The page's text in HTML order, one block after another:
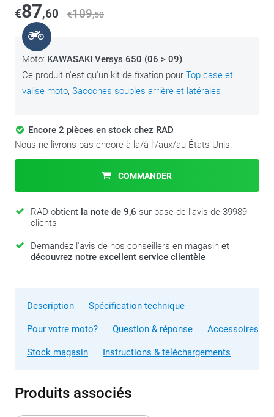
€87,60 €109,50
Moto: KAWASAKI Versys 650 (06 > 09)
Ce produit n'est qu'un kit de fixation pour Top case et
valise moto, Sacoches souples arrière et latérales
Encore 2 pièces en stock chez RAD
Nous ne livrons pas encore à la/à l'/aux/au États-Unis.
COMMANDER
RAD obtient la note de 9,6 sur base de l'avis de 39989
clients
Demandez l'avis de nos conseillers en magasin et
découvrez notre excellent service clientèle
Description Spécification technique
Pour votre moto? Question & réponse Accessoires
Stock magasin Instructions & téléchargements
Produits associés